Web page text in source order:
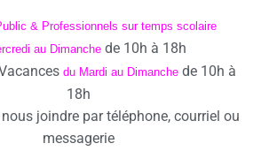
& Professionnels sur temps scolaire
au Dimanche de 10h à 18h
du Mardi au Dimanche de 10h à
18h
joindre par téléphone, courriel ou
messagerie